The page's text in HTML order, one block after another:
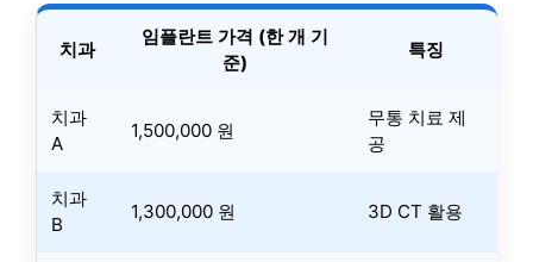
치과
임플란트 가격 (한 개 기
준)
특징
치과
A
1,500,000 원
무통 치료 제
공
치과
B
1,300,000 원 3D CT 활용